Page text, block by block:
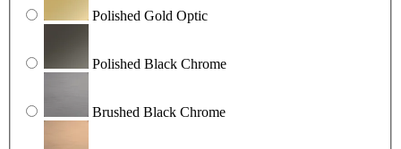
Polished Gold Optic
Polished Black Chrome
Brushed Black Chrome